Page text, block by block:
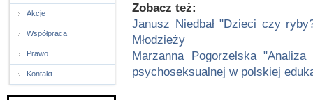
Akcje
Współpraca
Prawo
Kontakt
Zobacz też:
Janusz Niedbał "Dzieci czy
Młodzieży
Marzanna Pogorzelska
psychoseksualnej w polskiej